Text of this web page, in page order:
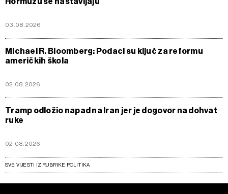
03.08.2026
Michael R. Bloomberg: Podaci su ključ za reformu
američkih škola
02.08.2026
Tramp odložio napad na Iran jer je dogovor na dohvat
ruke
02.08.2026
SVE VIJESTI IZ RUBRIKE POLITIKA